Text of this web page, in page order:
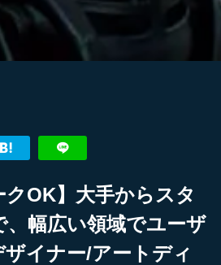
クOK】大手からスタ
、幅広い領域でユーザ
イナー/アートディ